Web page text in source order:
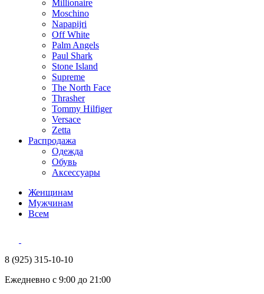
Millionaire
Moschino
Napapijri
Off White
Palm Angels
Paul Shark
Stone Island
Supreme
The North Face
Thrasher
Tommy Hilfiger
Versace
Zetta
Распродажа
Одежда
Обувь
Аксессуары
Женщинам
Мужчинам
Всем
8 (925) 315-10-10
Ежедневно с 9:00 до 21:00